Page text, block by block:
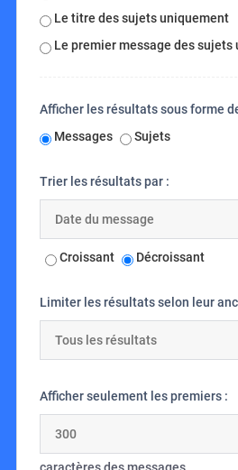
Le titre des sujets uniquement
Le premier message des sujets
Afficher les résultats sous forme
Messages
Sujets
Trier les résultats par :
Croissant Décroissant
Limiter les résultats selon leur
Afficher seulement les premiers :